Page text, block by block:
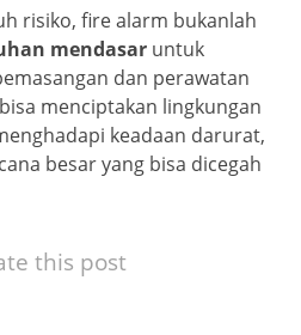
risiko, fire alarm bukanlah
mendasar untuk
dan perawatan
menciptakan lingkungan
keadaan darurat,
besar yang bisa dicegah
this post